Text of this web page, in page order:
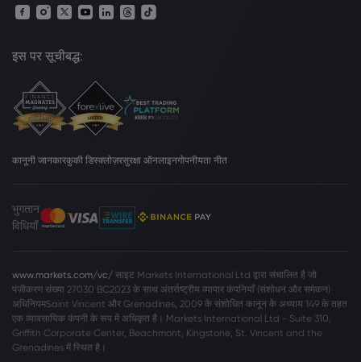
इस पर सूचीबद्ध:
कानूनी जानकारकुकी डिस्क्लोज़रसुरक्षा ऑनलाइनगोपनीयता नीत
भुगतान
विधियाँ
www.markets.com/vc/ साइट Markets International Ltd द्वारा संचालित है जो
पंजीकरण संख्या 27030 BC2023 के साथ अंतर्राष्ट्रीय व्यापार कंपनियाँ (संशोधन और समेकन)
अधिनियमSaint Vincent और Grenadines, 2009 के संशोधित कानून के अध्याय 149 के तहत
एक व्यावसायिक कंपनी के रूप में अधिकृत है। Markets International Ltd - Suite 310,
Griffith Corporate Center, Beachmont, Kingstone, St. Vincent and the
Grenadines में स्थित है।